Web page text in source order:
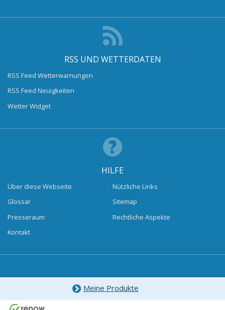
RSS UND WETTERDATEN
RSS Feed Wetterwarnungen
RSS Feed Neuigkeiten
Wetter Widget
HILFE
Über diese Webseite
Glossar
Presseraum
Kontakt
Nützliche Links
Sitemap
Rechtliche Aspekte
Meine Produkte